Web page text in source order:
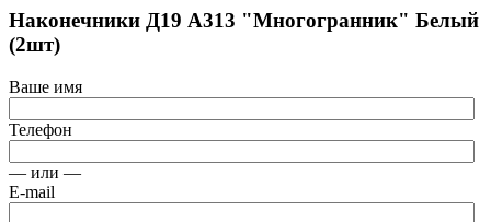
Наконечники Д19 А313 "Многогранник" Белый
(2шт)
Ваше имя
Телефон
— или —
E-mail